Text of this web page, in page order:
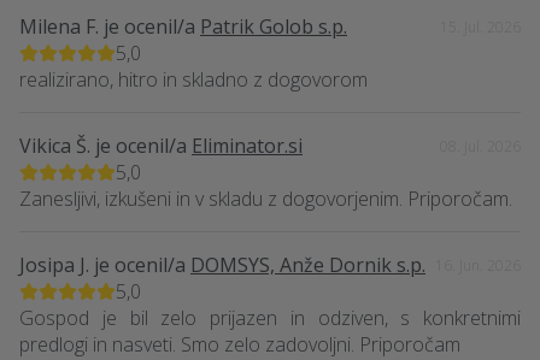
Milena F. je ocenil/a Patrik Golob s.p.
5,0
realizirano, hitro in skladno z dogovorom
Vikica Š. je ocenil/a Eliminator.si
5,0
Zanesljivi, izkušeni in v skladu z dogovorjenim. Priporočam.
Josipa J. je ocenil/a DOMSYS, Anže Dornik s.p.
5,0
Gospod je bil zelo prijazen in odziven, s konkretnimi
predlogi in nasveti. Smo zelo zadovoljni. Priporočam